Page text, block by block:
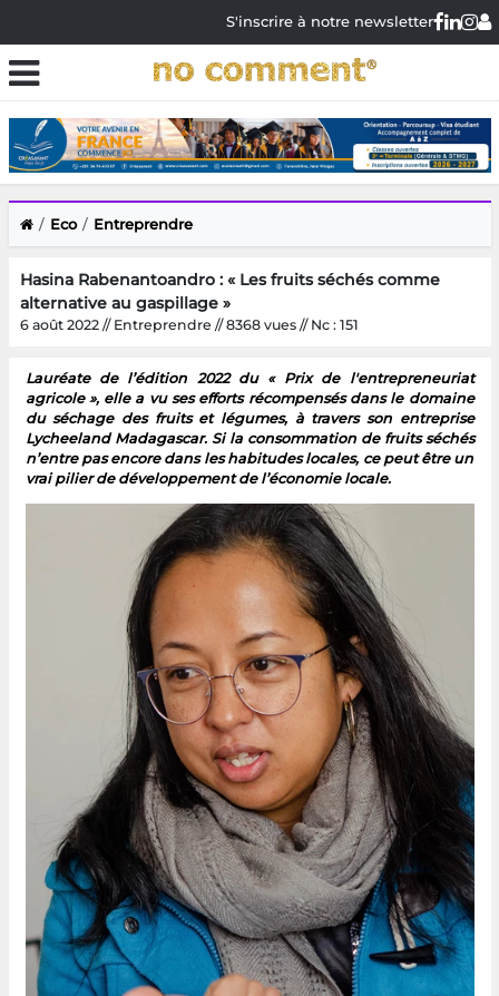
S'inscrire à notre newsletter
Eco Entreprendre
Hasina Rabenantoandro : « Les fruits séchés comme
alternative au gaspillage »
6 août 2022 // Entreprendre // 8368 vues // Nc : 151
Lauréate de l’édition 2022 du « Prix de l'entrepreneuriat
agricole », elle a vu ses efforts récompensés dans le domaine
du séchage des fruits et légumes, à travers son entreprise
Lycheeland Madagascar. Si la consommation de fruits séchés
n’entre pas encore dans les habitudes locales, ce peut être un
vrai pilier de développement de l’économie locale.